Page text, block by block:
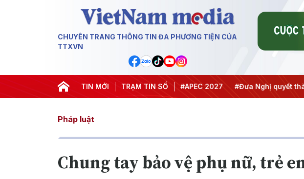
CHUYÊN TRANG THÔNG TIN ĐA PHƯƠNG TIỆN CỦA
TTXVN
TIN MỚI TRẠM TIN SỐ
#Hội nghị Trung ương 3 #APEC 2027 #Đưa Nghị quyết thành
Pháp luật
Chung tay bảo vệ phụ nữ, trẻ